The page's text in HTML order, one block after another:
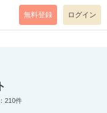
level=notice
無料登録 ログイン
210件